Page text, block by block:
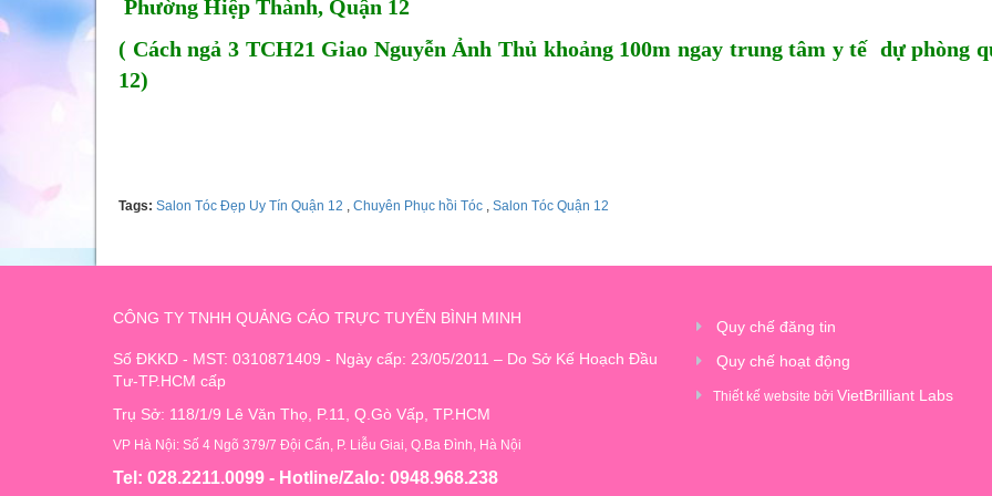
Phường Hiệp Thành, Quận 12
( Cách ngả 3 TCH21 Giao Nguyễn Ảnh Thủ khoảng 100m ngay trung tâm y tế dự phòng
12)
Tags: Salon Tóc Đẹp Uy Tín Quận 12 , Chuyên Phục hồi Tóc , Salon Tóc Quận 12
CÔNG TY TNHH QUẢNG CÁO TRỰC TUYẾN BÌNH MINH
Số ĐKKD - MST: 0310871409 - Ngày cấp: 23/05/2011 – Do Sở Kế Hoạch Đầu
Tư-TP.HCM cấp
Trụ Sở: 118/1/9 Lê Văn Thọ, P.11, Q.Gò Vấp, TP.HCM
VP Hà Nội: Số 4 Ngõ 379/7 Đội Cấn, P. Liễu Giai, Q.Ba Đình, Hà Nội
Tel: 028.2211.0099 - Hotline/Zalo: 0948.968.238
Quy chế đăng tin
Quy chế hoạt động
Thiết kế website bởi VietBrilliant Labs